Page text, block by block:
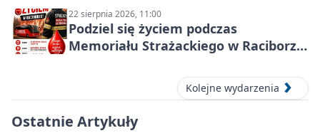
22 sierpnia 2026, 11:00
Podziel się życiem podczas
Memoriału Strażackiego w Raciborzu
Kolejne wydarzenia
Ostatnie Artykuły